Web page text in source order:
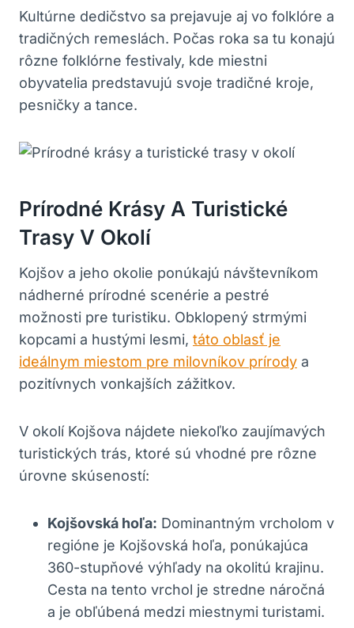
Kultúrne dedičstvo sa prejavuje aj vo folklóre a
tradičných remeslách. Počas roka sa tu konajú
rôzne folklórne festivaly, kde miestni
obyvatelia predstavujú svoje tradičné kroje,
pesničky a tance.
Prírodné Krásy A Turistické
Trasy V Okolí
Kojšov a jeho okolie ponúkajú návštevníkom
nádherné prírodné scenérie a pestré
možnosti pre turistiku. Obklopený strmými
kopcami a hustými lesmi, táto oblasť je
ideálnym miestom pre milovníkov prírody a
pozitívnych vonkajších zážitkov.
V okolí Kojšova nájdete niekoľko zaujímavých
turistických trás, ktoré sú vhodné pre rôzne
úrovne skúseností:
Kojšovská hoľa: Dominantným vrcholom v
regióne je Kojšovská hoľa, ponúkajúca
360-stupňové výhľady na okolitú krajinu.
Cesta na tento vrchol je stredne náročná
a je obľúbená medzi miestnymi turistami.